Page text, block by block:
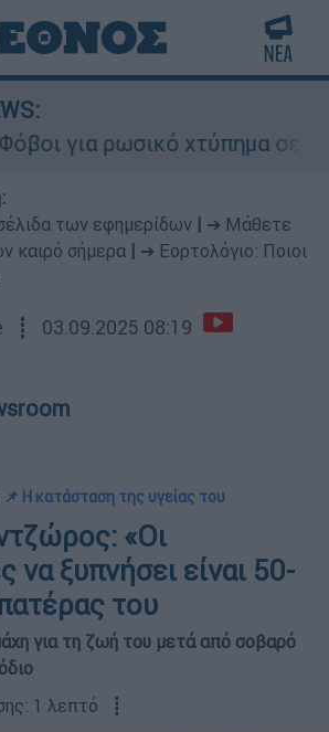
για ρωσικό χτύπημα σε
των εφημερίδων
➔ Μάθετε
καιρό σήμερα
➔ Εορτολόγιο: Ποιοι
┋ 03.09.2025 08:19
📌 Η κατάσταση της υγείας του
«Οι
να ξυπνήσει είναι 50-
του
για τη ζωή του μετά από σοβαρό
1 λεπτό ┋